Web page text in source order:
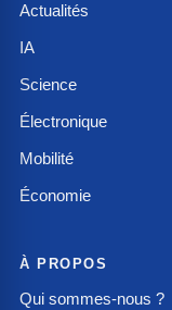
Actualités
IA
Science
Électronique
Mobilité
Économie
À PROPOS
Qui sommes-nous ?